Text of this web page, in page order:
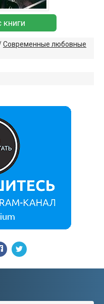
книги
Современные любовные